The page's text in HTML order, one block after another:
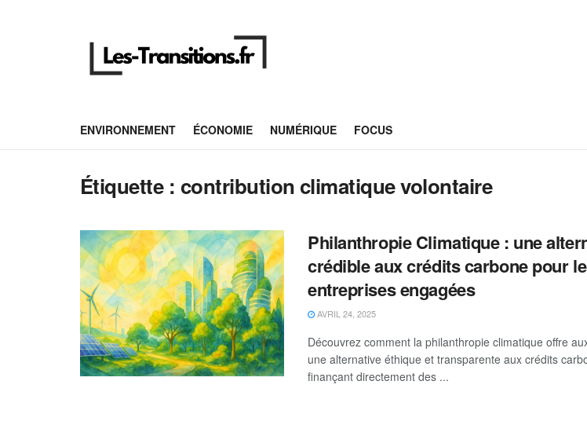
ENVIRONNEMENT ÉCONOMIE NUMÉRIQUE FOCUS
Étiquette : contribution climatique volontaire
Philanthropie Climatique : une
crédible aux crédits carbone pour
entreprises engagées
AVRIL 24, 2025
Découvrez comment la philanthropie climatique offre
une alternative éthique et transparente aux crédits
finançant directement des ...